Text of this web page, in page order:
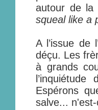
autour de la
squeal like a
A l’issue de
déçu. Les
à grands
Espérons
salve...